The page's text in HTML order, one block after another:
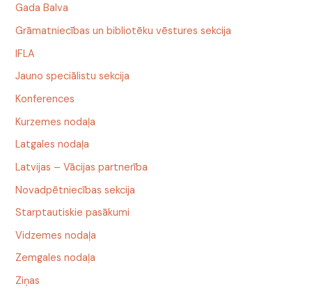
Gada Balva
Grāmatniecības un bibliotēku vēstures sekcija
IFLA
Jauno speciālistu sekcija
Konferences
Kurzemes nodaļa
Latgales nodaļa
Latvijas – Vācijas partnerība
Novadpētniecības sekcija
Starptautiskie pasākumi
Vidzemes nodaļa
Zemgales nodaļa
Ziņas